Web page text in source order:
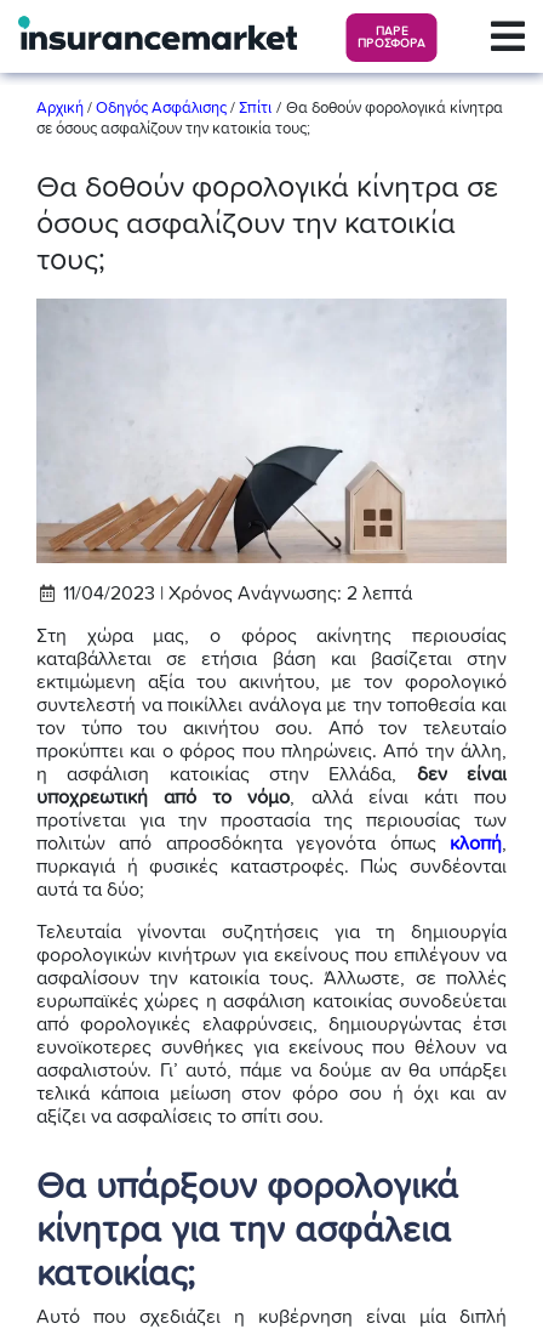
ΠΑΡΕ
ΠΡΟΣΦΟΡΑ
Αρχική / Οδηγός Ασφάλισης / Σπίτι / Θα δοθούν φορολογικά κίνητρα
σε όσους ασφαλίζουν την κατοικία τους;
Θα δοθούν φορολογικά κίνητρα σε
όσους ασφαλίζουν την κατοικία
τους;
11/04/2023 | Χρόνος Ανάγνωσης: 2 λεπτά
Στη χώρα μας, ο φόρος ακίνητης περιουσίας
καταβάλλεται σε ετήσια βάση και βασίζεται στην
εκτιμώμενη αξία του ακινήτου, με τον φορολογικό
συντελεστή να ποικίλλει ανάλογα με την τοποθεσία και
τον τύπο του ακινήτου σου. Από τον τελευταίο
προκύπτει και ο φόρος που πληρώνεις. Από την άλλη,
η ασφάλιση κατοικίας στην Ελλάδα, δεν είναι
υποχρεωτική από το νόμο, αλλά είναι κάτι που
προτίνεται για την προστασία της περιουσίας των
πολιτών από απροσδόκητα γεγονότα όπως κλοπή,
πυρκαγιά ή φυσικές καταστροφές. Πώς συνδέονται
αυτά τα δύο;
Τελευταία γίνονται συζητήσεις για τη δημιουργία
φορολογικών κινήτρων για εκείνους που επιλέγουν να
ασφαλίσουν την κατοικία τους. Άλλωστε, σε πολλές
ευρωπαϊκές χώρες η ασφάλιση κατοικίας συνοδεύεται
από φορολογικές ελαφρύνσεις, δημιουργώντας έτσι
ευνοϊκοτερες συνθήκες για εκείνους που θέλουν να
ασφαλιστούν. Γι’ αυτό, πάμε να δούμε αν θα υπάρξει
τελικά κάποια μείωση στον φόρο σου ή όχι και αν
αξίζει να ασφαλίσεις το σπίτι σου.
Θα υπάρξουν φορολογικά
κίνητρα για την ασφάλεια
κατοικίας;
Αυτό που σχεδιάζει η κυβέρνηση είναι μία διπλή